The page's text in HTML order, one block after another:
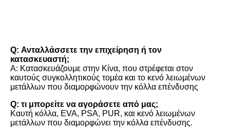
Q: Ανταλλάσσετε την επιχείρηση ή τον
κατασκευαστή;
Α: Κατασκευάζουμε στην Κίνα, που στρέφεται στον
καυτούς συγκολλητικούς τομέα και το κενό λειωμένων
μετάλλων που διαμορφώνουν την κόλλα επένδυσης
Q: τι μπορείτε να αγοράσετε από μας;
Καυτή κόλλα, EVA, PSA, PUR, και κενό λειωμένων
μετάλλων που διαμορφώνει την κόλλα επένδυσης.